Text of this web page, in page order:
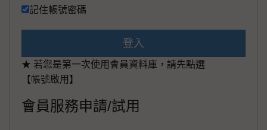
記住帳號密碼
登入
★ 若您是第一次使用會員資料庫，請先點選
【帳號啟用】
會員服務申請/試用